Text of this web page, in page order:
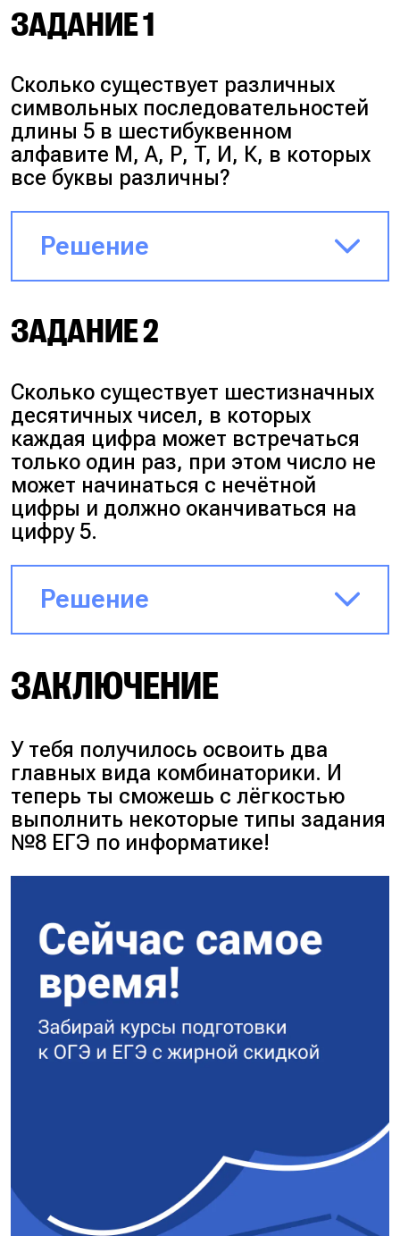
ЗАДАНИЕ 1
Сколько существует различных
символьных последовательностей
длины 5 в шестибуквенном
алфавите М, А, Р, T, И, К, в которых
все буквы различны?
Решение
начинаем с 6 вариантов: 6 5 4 3
2 <= 6*5*4*3*2 = 720.
Ответ:720
ЗАДАНИЕ 2
Сколько существует шестизначных
десятичных чисел, в которых
каждая цифра может встречаться
только один раз, при этом число не
может начинаться с нечётной
цифры и должно оканчиваться на
цифру 5.
Решение
поставить одну из 4 цифр (2, 4,
6, 8), на второе место можно
первой цифры, то есть 8
вариантов. Далее количество
вариантов уменьшается на
единицу, а на последнем месте
может стоять только одна
Ответ:6720
ЗАКЛЮЧЕНИЕ
У тебя получилось освоить два
главных вида комбинаторики. И
теперь ты сможешь с лёгкостью
выполнить некоторые типы задания
№8 ЕГЭ по информатике!